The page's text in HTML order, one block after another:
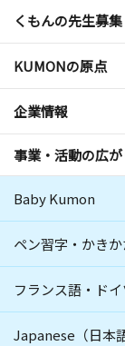
くもんの先生募集
KUMONの原点
企業情報
事業・活動の広が
Baby Kumon
ペン習字・かき
フランス語・ド
Japanese（日本語